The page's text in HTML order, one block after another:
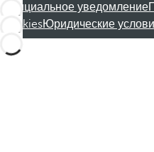
Официальное уведомление
CookiesЮридические